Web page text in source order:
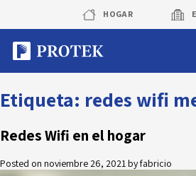
content
HOGAR
Sistema de
Sistema de
Rastreo vehicular
Etiqueta: redes wifi
Redes Wifi en el hogar
Posted on noviembre 26, 2021byfabricio